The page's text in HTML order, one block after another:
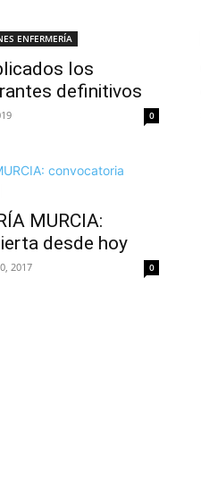
ENFERMERÍA
los
definitivos
0
MURCIA:
desde hoy
2017 0